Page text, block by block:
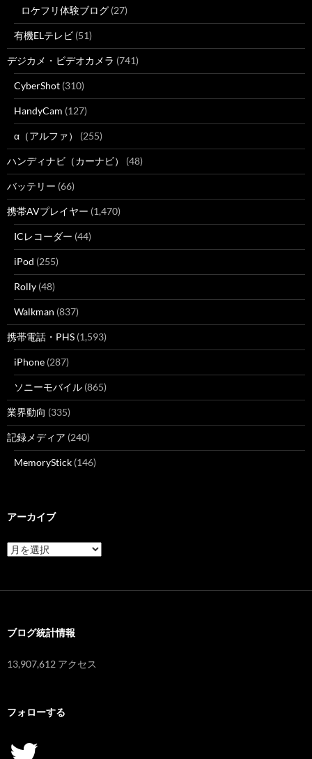
ロケフリ体験ブログ (27)
有機ELテレビ (51)
デジカメ・ビデオカメラ (741)
CyberShot (310)
HandyCam (127)
α（アルファ） (255)
ハンディナビ（カーナビ） (48)
バッテリー (66)
携帯AVプレイヤー (1,470)
ICレコーダー (44)
iPod (255)
Rolly (48)
Walkman (837)
携帯電話・PHS (1,593)
iPhone (287)
ソニーモバイル (865)
業界動向 (335)
記録メディア (240)
MemoryStick (146)
アーカイブ
ア
ー
ブログ統計情報
13,907,612 アクセス
フォローする
Twitter